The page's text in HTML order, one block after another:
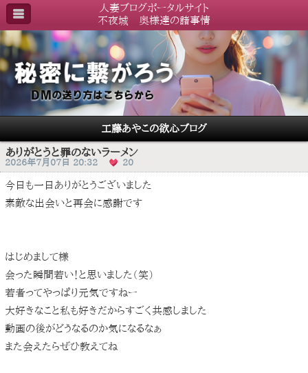
人妻ブログポータルサイト
不夜城 奥様達の諸事情
工藤あやこの欲心ブログ
ありがとうと罪のないラーメン
2026年7月07日 20:32 20
今日も一日ありがとうございました
素敵な出会いと再会に感謝です
はじめまして様
会った瞬間若い！と思いました（笑）
若者ってやっぱり元気ですねー
大好きなこと私も好きだからすごく共感しました
動画の後がどうなるのか気になるなぁ
また会えたらぜひ教えてね